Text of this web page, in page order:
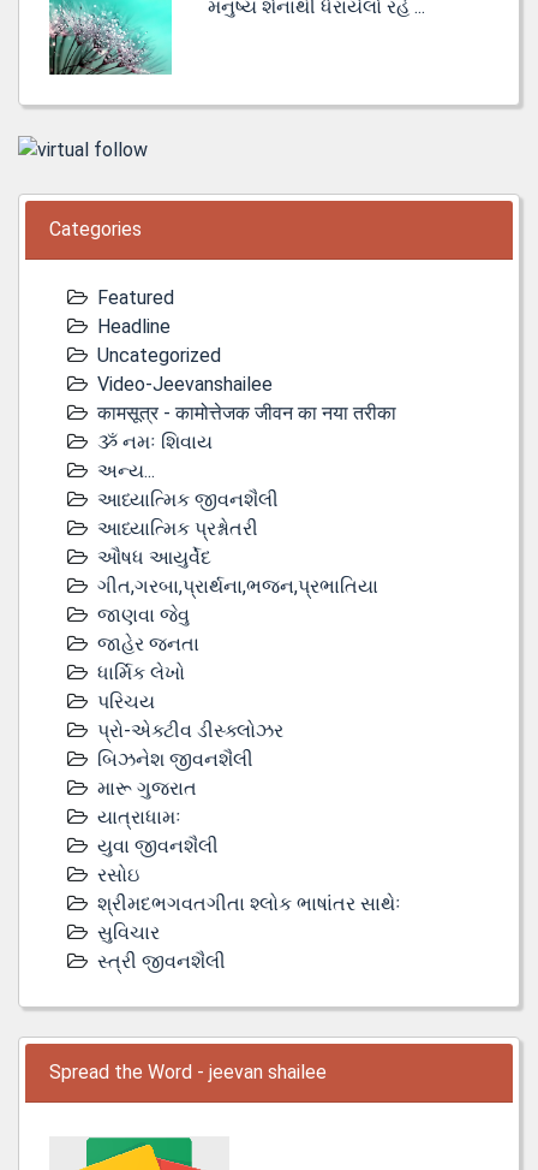
મનુષ્ય શેનાથી ધેરાયેલો રહે ...
Categories
Featured
Headline
Uncategorized
Video-Jeevanshailee
कामसूत्र - कामोत्तेजक जीवन का नया तरीका
ૐ નમઃ શિવાય
અન્ય...
આધ્યાત્મિક જીવનશૈલી
આધ્યાત્મિક પ્રશ્નોતરી
ઔષધ આયુર્વેદ
ગીત,ગરબા,પ્રાર્થના,ભજન,પ્રભાતિયા
જાણવા જેવુ
જાહેર જનતા
ધાર્મિક લેખો
પરિચય
પ્રો-એક્ટીવ ડીસ્‍ક્લોઝર
બિઝનેશ જીવનશૈલી
મારૂ ગુજરાત
યાત્રાધામઃ
યુવા જીવનશૈલી
રસોઇ
શ્રીમદભગવતગીતા શ્લોક ભાષાંતર સાથેઃ
સુવિચાર
સ્ત્રી જીવનશૈલી
Spread the Word - jeevan shailee